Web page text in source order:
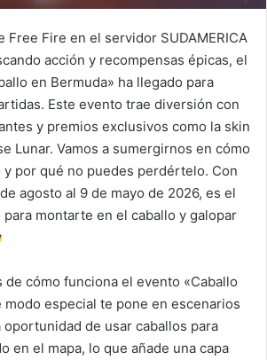
Free Fire en el servidor SUDAMERICA
acción y recompensas épicas, el
en Bermuda» ha llegado para
Este evento trae diversión con
y premios exclusivos como la skin
Lunar. Vamos a sumergirnos en cómo
por qué no puedes perdértelo. Con
agosto al 9 de mayo de 2026, es el
montarte en el caballo y galopar
de cómo funciona el evento «Caballo
modo especial te pone en escenarios
oportunidad de usar caballos para
en el mapa, lo que añade una capa